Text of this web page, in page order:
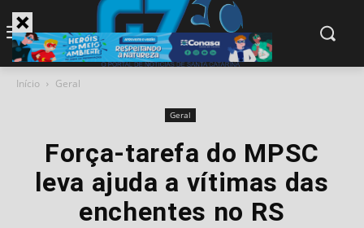
Início Geral
Geral
Força-tarefa do MPSC
leva ajuda a vítimas das
enchentes no RS
modal-check